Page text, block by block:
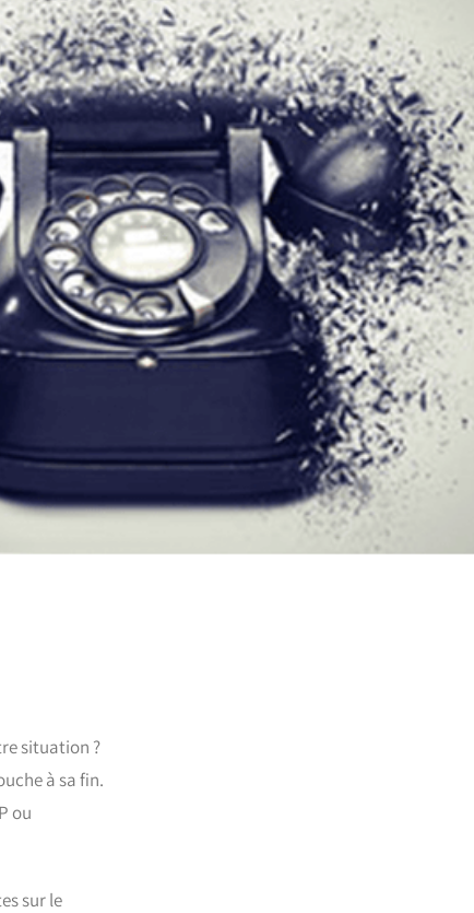
situation ?
à sa fin.
ou
sur le